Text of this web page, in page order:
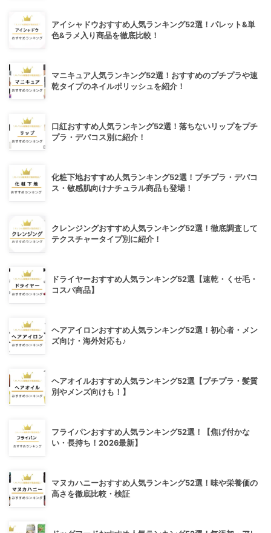
アイシャドウおすすめ人気ランキング52選！パレット&単
色&ラメ入り商品を徹底比較！
マニキュア人気ランキング52選！おすすめのプチプラや速
乾タイプのネイルポリッシュを紹介！
口紅おすすめ人気ランキング52選！落ちないリップをプチ
プラ・デパコス別に紹介！
化粧下地おすすめ人気ランキング52選！プチプラ・デパコ
ス・敏感肌向けナチュラル商品も登場！
クレンジングおすすめ人気ランキング52選！徹底調査して
テクスチャータイプ別に紹介！
ドライヤーおすすめ人気ランキング52選【速乾・くせ毛・
コスパ商品】
ヘアアイロンおすすめ人気ランキング52選！初心者・メン
ズ向け・海外対応も♪
ヘアオイルおすすめ人気ランキング52選【プチプラ・髪質
別やメンズ向けも！】
フライパンおすすめ人気ランキング52選！【焦げ付かな
い・長持ち！2026最新】
マヌカハニーおすすめ人気ランキング52選！味や栄養価の
高さを徹底比較・検証